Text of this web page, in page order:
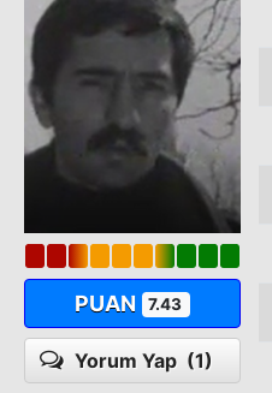
PUAN 7.43
Yorum Yap (1)